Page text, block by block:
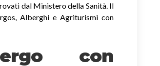
dal Ministero della Sanità. Il
Alberghi e Agriturismi con
con